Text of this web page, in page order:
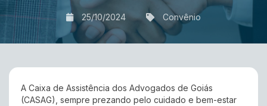
25/10/2024 Convênio
A Caixa de Assistência dos Advogados de Goiás
(CASAG), sempre prezando pelo cuidado e bem-estar